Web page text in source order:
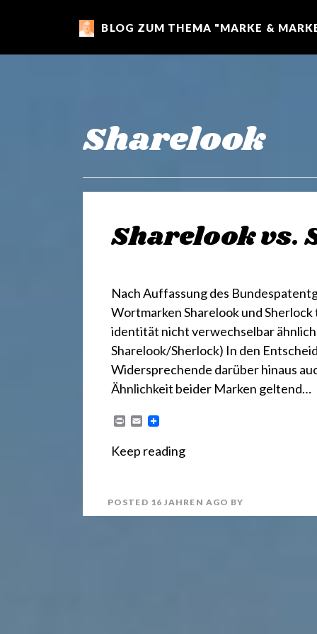
m
r
k
BLOG ZUM THEMA "MARKE &
Sharelook
Sharelook vs.
Nach Auffassung des
Wortmarken Sharelook und
identität nicht verwechselbar ähnlich
Sharelook/Sherlock) In den
Widersprechende darüber hinaus
Ähnlichkeit beider Marken geltend…
n
E
i
Keep reading
POSTED 16 JAHREN AGO BY